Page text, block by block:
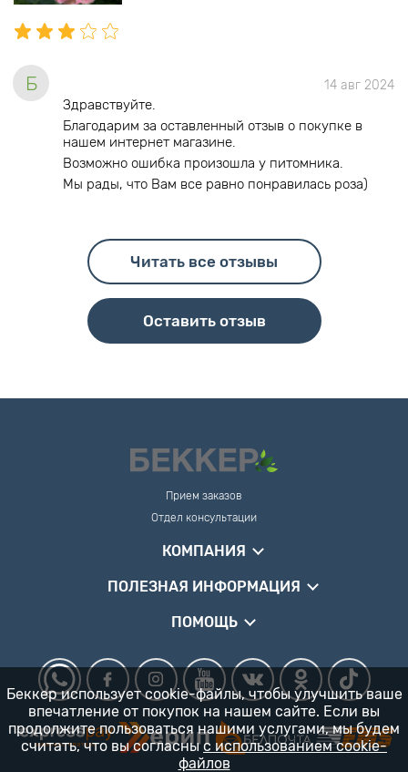
Б 14 авг 2024
Здравствуйте.
Благодарим за оставленный отзыв о покупке в
нашем интернет магазине.
Возможно ошибка произошла у питомника.
Мы рады, что Вам все равно понравилась роза)
Читать все отзывы
Оставить отзыв
Прием заказов
Отдел консультации
КОМПАНИЯ
ПОЛЕЗНАЯ ИНФОРМАЦИЯ
ПОМОЩЬ
Беккер использует cookie-файлы, чтобы улучшить ваше
впечатление от покупок на нашем сайте. Если вы
продолжите пользоваться нашими услугами, мы будем
считать, что вы согласны с использованием cookie-
файлов